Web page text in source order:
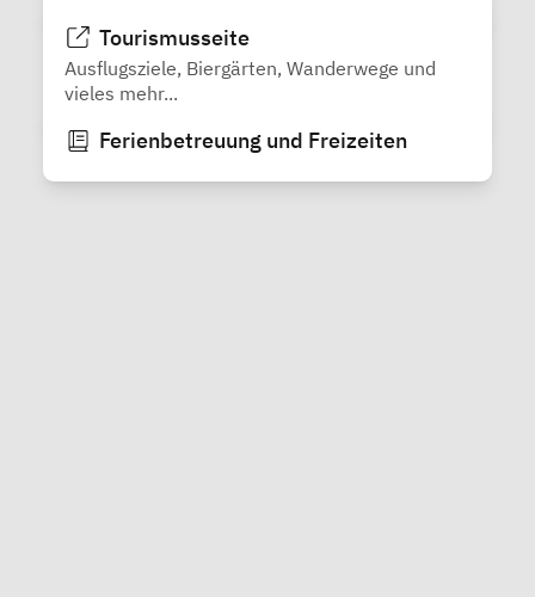
Tourismusseite
Ausflugsziele, Biergärten, Wanderwege und
vieles mehr...
Ferienbetreuung und Freizeiten